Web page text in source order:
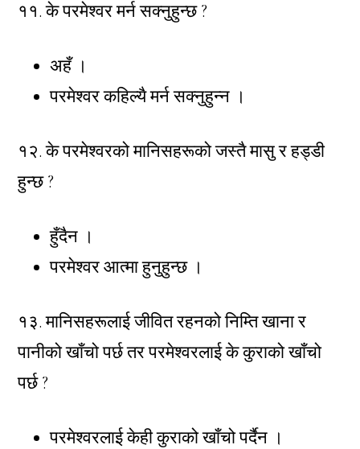
११. के परमेश्वर मर्न सक्नुहुन्छ ?
अहँ ।
परमेश्वर कहिल्यै मर्न सक्नुहुन्न ।
१२. के परमेश्वरको मानिसहरूको जस्तै मासु र हड्डी
हुन्छ ?
हुँदैन ।
परमेश्वर आत्मा हुनुहुन्छ ।
१३. मानिसहरूलाई जीवित रहनको निम्ति खाना र
पानीको खाँचो पर्छ तर परमेश्वरलाई के कुराको खाँचो
पर्छ ?
परमेश्वरलाई केही कुराको खाँचो पर्दैन ।